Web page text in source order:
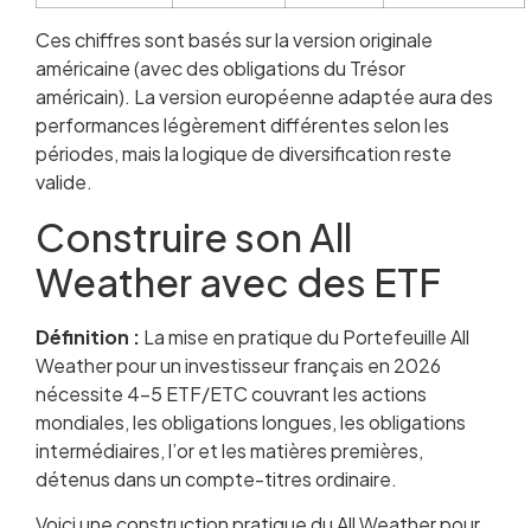
Ces chiffres sont basés sur la version originale
américaine (avec des obligations du Trésor
américain). La version européenne adaptée aura des
performances légèrement différentes selon les
périodes, mais la logique de diversification reste
valide.
Construire son All
Weather avec des ETF
Définition : La mise en pratique du Portefeuille All
Weather pour un investisseur français en 2026
nécessite 4-5 ETF/ETC couvrant les actions
mondiales, les obligations longues, les obligations
intermédiaires, l’or et les matières premières,
détenus dans un compte-titres ordinaire.